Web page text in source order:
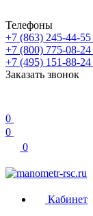
Телефоны
+7 (863) 245-44-55
+7 (800) 775-08-24
+7 (495) 151-88-24
Заказать звонок
0
0
0
Кабинет